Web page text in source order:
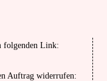
folgenden Link:
Auftrag widerrufen: